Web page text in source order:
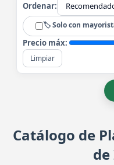
Ordenar:
🏷️ Solo con
Precio máx:
Limpiar
Catálogo de